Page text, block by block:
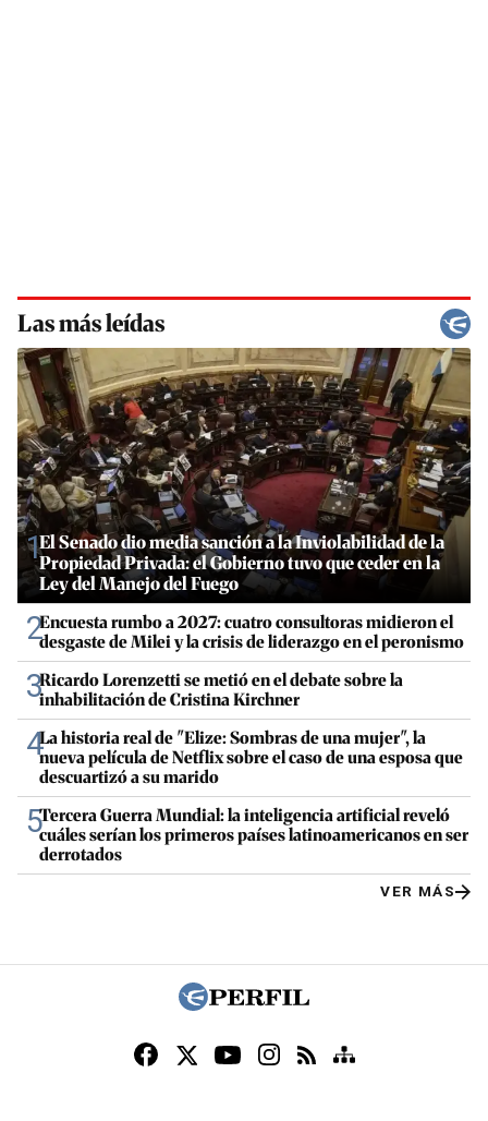
Las más leídas
1El Senado dio media sanción a la Inviolabilidad de la
Propiedad Privada: el Gobierno tuvo que ceder en la
Ley del Manejo del Fuego
2Encuesta rumbo a 2027: cuatro consultoras midieron el
desgaste de Milei y la crisis de liderazgo en el peronismo
3Ricardo Lorenzetti se metió en el debate sobre la
inhabilitación de Cristina Kirchner
4La historia real de "Elize: Sombras de una mujer", la
nueva película de Netflix sobre el caso de una esposa que
descuartizó a su marido
5Tercera Guerra Mundial: la inteligencia artificial reveló
cuáles serían los primeros países latinoamericanos en ser
derrotados
VER MÁS